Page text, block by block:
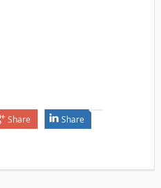
Share Share